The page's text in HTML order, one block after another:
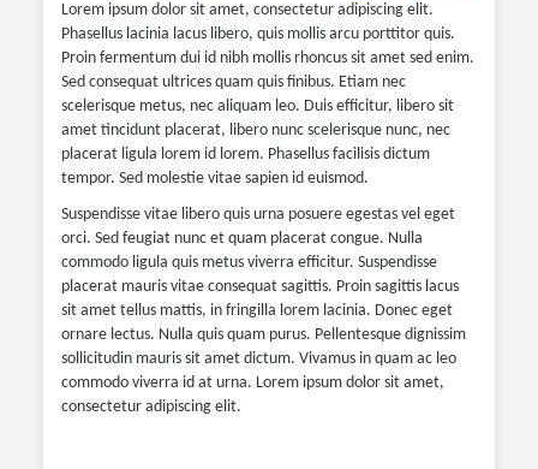
Lorem ipsum dolor sit amet, consectetur adipiscing elit.
Phasellus lacinia lacus libero, quis mollis arcu porttitor quis.
Proin fermentum dui id nibh mollis rhoncus sit amet sed enim.
Sed consequat ultrices quam quis finibus. Etiam nec
scelerisque metus, nec aliquam leo. Duis efficitur, libero sit
amet tincidunt placerat, libero nunc scelerisque nunc, nec
placerat ligula lorem id lorem. Phasellus facilisis dictum
tempor. Sed molestie vitae sapien id euismod.
Suspendisse vitae libero quis urna posuere egestas vel eget
orci. Sed feugiat nunc et quam placerat congue. Nulla
commodo ligula quis metus viverra efficitur. Suspendisse
placerat mauris vitae consequat sagittis. Proin sagittis lacus
sit amet tellus mattis, in fringilla lorem lacinia. Donec eget
ornare lectus. Nulla quis quam purus. Pellentesque dignissim
sollicitudin mauris sit amet dictum. Vivamus in quam ac leo
commodo viverra id at urna. Lorem ipsum dolor sit amet,
consectetur adipiscing elit.